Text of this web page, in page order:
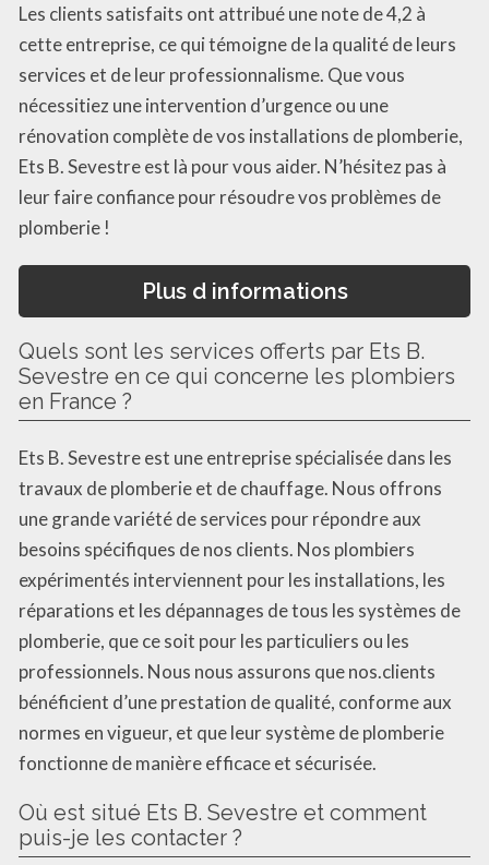
Les clients satisfaits ont attribué une note de 4,2 à
cette entreprise, ce qui témoigne de la qualité de leurs
services et de leur professionnalisme. Que vous
nécessitiez une intervention d’urgence ou une
rénovation complète de vos installations de plomberie,
Ets B. Sevestre est là pour vous aider. N’hésitez pas à
leur faire confiance pour résoudre vos problèmes de
plomberie !
Plus d informations
Quels sont les services offerts par Ets B.
Sevestre en ce qui concerne les plombiers
en France ?
Ets B. Sevestre est une entreprise spécialisée dans les
travaux de plomberie et de chauffage. Nous offrons
une grande variété de services pour répondre aux
besoins spécifiques de nos clients. Nos plombiers
expérimentés interviennent pour les installations, les
réparations et les dépannages de tous les systèmes de
plomberie, que ce soit pour les particuliers ou les
professionnels. Nous nous assurons que nos.clients
bénéficient d’une prestation de qualité, conforme aux
normes en vigueur, et que leur système de plomberie
fonctionne de manière efficace et sécurisée.
Où est situé Ets B. Sevestre et comment
puis-je les contacter ?